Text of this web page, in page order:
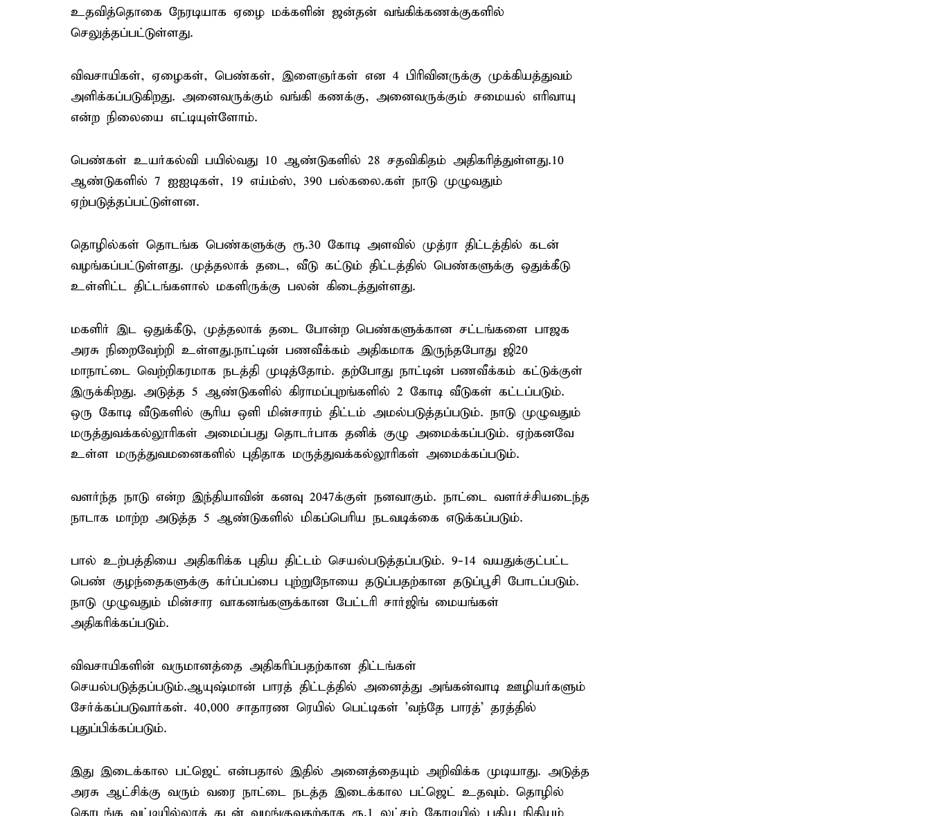
உதவித்தொகை நேரடியாக ஏழை மக்களின் ஜன்தன் வங்கிக்கணக்குகளில்
செலுத்தப்பட்டுள்ளது.
விவசாயிகள், ஏழைகள், பெண்கள், இளைஞர்கள் என 4 பிரிவினருக்கு முக்கியத்துவம்
அளிக்கப்படுகிறது. அனைவருக்கும் வங்கி கணக்கு, அனைவருக்கும் சமையல் எரிவாயு
என்ற நிலையை எட்டியுள்ளோம்.
பெண்கள் உயர்கல்வி பயில்வது 10 ஆண்டுகளில் 28 சதவிகிதம் அதிகரித்துள்ளது.10
ஆண்டுகளில் 7 ஐஐடிகள், 19 எய்ம்ஸ், 390 பல்கலை.கள் நாடு முழுவதும்
ஏற்படுத்தப்பட்டுள்ளன.
தொழில்கள் தொடங்க பெண்களுக்கு ரூ.30 கோடி அளவில் முத்ரா திட்டத்தில் கடன்
வழங்கப்பட்டுள்ளது. முத்தலாக் தடை, வீடு கட்டும் திட்டத்தில் பெண்களுக்கு ஒதுக்கீடு
உள்ளிட்ட திட்டங்களால் மகளிருக்கு பலன் கிடைத்துள்ளது.
மகளிர் இட ஒதுக்கீடு, முத்தலாக் தடை போன்ற பெண்களுக்கான சட்டங்களை பாஜக
அரசு நிறைவேற்றி உள்ளது.நாட்டின் பணவீக்கம் அதிகமாக இருந்தபோது ஜி20
மாநாட்டை வெற்றிகரமாக நடத்தி முடித்தோம். தற்போது நாட்டின் பணவீக்கம் கட்டுக்குள்
இருக்கிறது. அடுத்த 5 ஆண்டுகளில் கிராமப்புறங்களில் 2 கோடி வீடுகள் கட்டப்படும்.
ஒரு கோடி வீடுகளில் சூரிய ஒளி மின்சாரம் திட்டம் அமல்படுத்தப்படும். நாடு முழுவதும்
மருத்துவக்கல்லூரிகள் அமைப்பது தொடர்பாக தனிக் குழு அமைக்கப்படும். ஏற்கனவே
உள்ள மருத்துவமனைகளில் புதிதாக மருத்துவக்கல்லூரிகள் அமைக்கப்படும்.
வளர்ந்த நாடு என்ற இந்தியாவின் கனவு 2047க்குள் நனவாகும். நாட்டை வளர்ச்சியடைந்த
நாடாக மாற்ற அடுத்த 5 ஆண்டுகளில் மிகப்பெரிய நடவடிக்கை எடுக்கப்படும்.
பால் உற்பத்தியை அதிகரிக்க புதிய திட்டம் செயல்படுத்தப்படும். 9-14 வயதுக்குட்பட்ட
பெண் குழந்தைகளுக்கு கர்ப்பப்பை புற்றுநோயை தடுப்பதற்கான தடுப்பூசி போடப்படும்.
நாடு முழுவதும் மின்சார வாகனங்களுக்கான பேட்டரி சார்ஜிங் மையங்கள்
அதிகரிக்கப்படும்.
விவசாயிகளின் வருமானத்தை அதிகரிப்பதற்கான திட்டங்கள்
செயல்படுத்தப்படும்.ஆயுஷ்மான் பாரத் திட்டத்தில் அனைத்து அங்கன்வாடி ஊழியர்களும்
சேர்க்கப்படுவார்கள். 40,000 சாதாரண ரெயில் பெட்டிகள் 'வந்தே பாரத்' தரத்தில்
புதுப்பிக்கப்படும்.
இது இடைக்கால பட்ஜெட் என்பதால் இதில் அனைத்தையும் அறிவிக்க முடியாது. அடுத்த
அரசு ஆட்சிக்கு வரும் வரை நாட்டை நடத்த இடைக்கால பட்ஜெட் உதவும். தொழில்